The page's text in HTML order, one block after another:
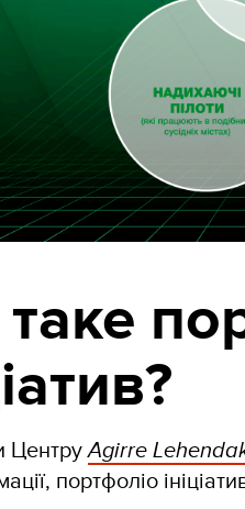
ЦентруAgirre
портфоліо